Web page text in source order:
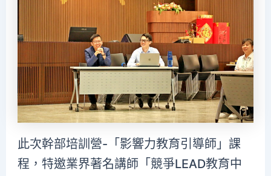
此次幹部培訓營-「影響力教育引導師」課
程，特邀業界著名講師「競爭LEAD教育中